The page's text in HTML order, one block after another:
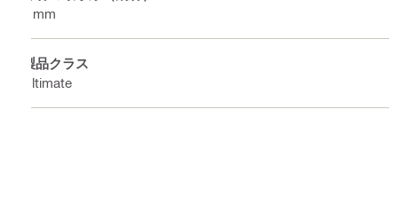
8 mm
製品クラス
Ultimate